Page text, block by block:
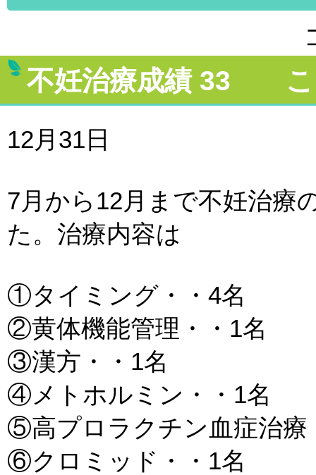
不妊治療成績 33 こ
12月31日
7月から12月まで不妊治療
た。治療内容は
①タイミング・・4名
②黄体機能管理・・1名
③漢方・・1名
④メトホルミン・・1名
⑤高プロラクチン血症治療
⑥クロミッド・・1名